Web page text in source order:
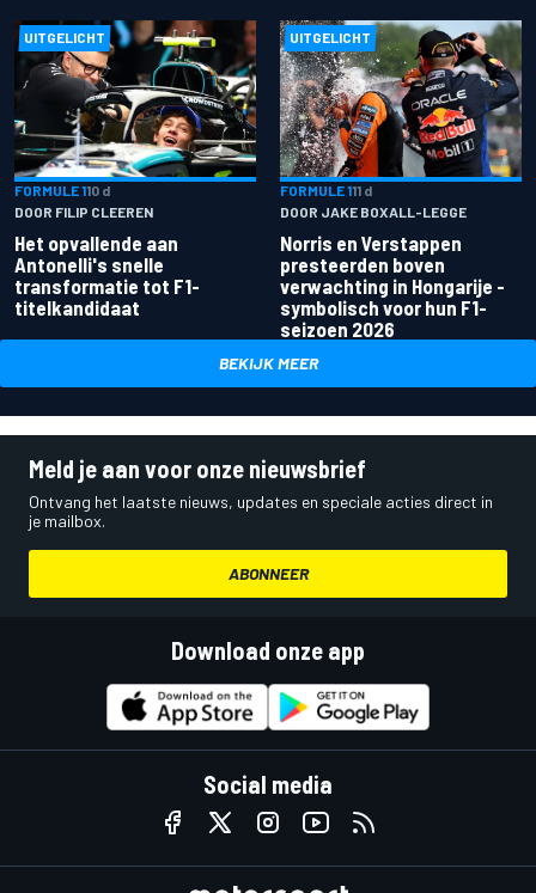
UITGELICHT
FORMULE 110 d
DOOR FILIP CLEEREN
Het opvallende aan
Antonelli's snelle
transformatie tot F1-
titelkandidaat
UITGELICHT
FORMULE 111 d
DOOR JAKE BOXALL-LEGGE
Norris en Verstappen
presteerden boven
verwachting in Hongarije -
symbolisch voor hun F1-
seizoen 2026
BEKIJK MEER
Meld je aan voor onze nieuwsbrief
Ontvang het laatste nieuws, updates en speciale acties direct in
je mailbox.
ABONNEER
Download onze app
Social media